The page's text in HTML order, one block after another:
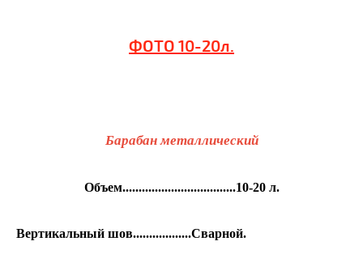
ФОТО 10-20л.
Барабан металлический
Объем...................................10-20 л.
Вертикальный шов..................Сварной.